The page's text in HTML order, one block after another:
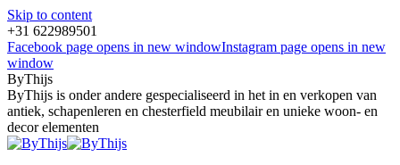
Skip to content
+31 622989501
Facebook page opens in new windowInstagram page opens in new
window
ByThijs
ByThijs is onder andere gespecialiseerd in het in en verkopen van
antiek, schapenleren en chesterfield meubilair en unieke woon- en
decor elementen